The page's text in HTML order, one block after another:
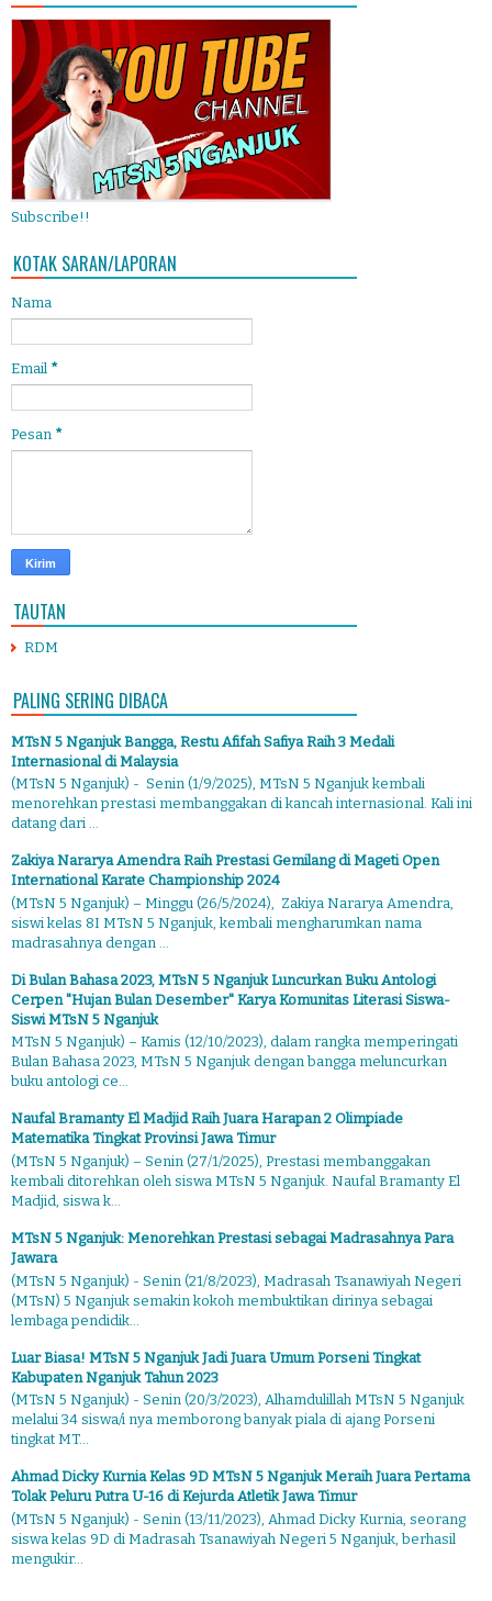
Subscribe!!
KOTAK SARAN/LAPORAN
Nama
Email *
Pesan *
TAUTAN
RDM
PALING SERING DIBACA
MTsN 5 Nganjuk Bangga, Restu Afifah Safiya Raih 3 Medali
Internasional di Malaysia
(MTsN 5 Nganjuk) - Senin (1/9/2025), MTsN 5 Nganjuk kembali
menorehkan prestasi membanggakan di kancah internasional. Kali ini
datang dari ...
Zakiya Nararya Amendra Raih Prestasi Gemilang di Mageti Open
International Karate Championship 2024
(MTsN 5 Nganjuk) – Minggu (26/5/2024), Zakiya Nararya Amendra,
siswi kelas 8I MTsN 5 Nganjuk, kembali mengharumkan nama
madrasahnya dengan ...
Di Bulan Bahasa 2023, MTsN 5 Nganjuk Luncurkan Buku Antologi
Cerpen "Hujan Bulan Desember" Karya Komunitas Literasi Siswa-
Siswi MTsN 5 Nganjuk
MTsN 5 Nganjuk) – Kamis (12/10/2023), dalam rangka memperingati
Bulan Bahasa 2023, MTsN 5 Nganjuk dengan bangga meluncurkan
buku antologi ce...
Naufal Bramanty El Madjid Raih Juara Harapan 2 Olimpiade
Matematika Tingkat Provinsi Jawa Timur
(MTsN 5 Nganjuk) – Senin (27/1/2025), Prestasi membanggakan
kembali ditorehkan oleh siswa MTsN 5 Nganjuk. Naufal Bramanty El
Madjid, siswa k...
MTsN 5 Nganjuk: Menorehkan Prestasi sebagai Madrasahnya Para
Jawara
(MTsN 5 Nganjuk) - Senin (21/8/2023), Madrasah Tsanawiyah Negeri
(MTsN) 5 Nganjuk semakin kokoh membuktikan dirinya sebagai
lembaga pendidik...
Luar Biasa! MTsN 5 Nganjuk Jadi Juara Umum Porseni Tingkat
Kabupaten Nganjuk Tahun 2023
(MTsN 5 Nganjuk) - Senin (20/3/2023), Alhamdulillah MTsN 5 Nganjuk
melalui 34 siswa/i nya memborong banyak piala di ajang Porseni
tingkat MT...
Ahmad Dicky Kurnia Kelas 9D MTsN 5 Nganjuk Meraih Juara Pertama
Tolak Peluru Putra U-16 di Kejurda Atletik Jawa Timur
(MTsN 5 Nganjuk) - Senin (13/11/2023), Ahmad Dicky Kurnia, seorang
siswa kelas 9D di Madrasah Tsanawiyah Negeri 5 Nganjuk, berhasil
mengukir...